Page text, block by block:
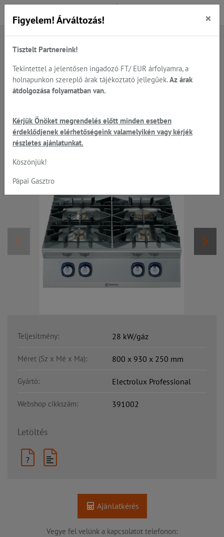
Főoldal Termékek
Nagykonyhai főzősorok 600; 700; 900 szériából
Electrolux Professional - XP900-as készülékek
Electrolux - 4 égős asztali
gáztűzhely
Teljesítmény: 28 kW/gáz
Méret (Sz x Mé x Ma): 800 x 930 x 250 mm
Gyártó: Electrolux Professional
Webshop cikkszám: 391002
Letöltés
?
Ajánlatkérés
Vegye fel velünk a kapcsolatot telefonon:
Figyelem! Árváltozás! ×
Tisztelt Partnereink!
Tekintettel a jelentősen ingadozó FT/ EUR árfolyamra, a
holnapunkon szereplő árak tájékoztató jellegűek. Az árak
átdolgozása folyamatban van.
Kérjük Önöket megrendelés előtt minden esetben
érdeklődjenek elérhetőségeink valamelyikén vagy kérjék
részletes ajánlatunkat.
Köszönjük!
Pápai Gasztro